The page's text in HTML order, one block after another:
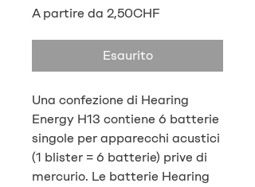
A partire da 2,50CHFPrezzo
Esaurito
Una confezione di Hearing
Energy H13 contiene 6 batterie
singole per apparecchi acustici
(1 blister = 6 batterie) prive di
mercurio. Le batterie Hearing